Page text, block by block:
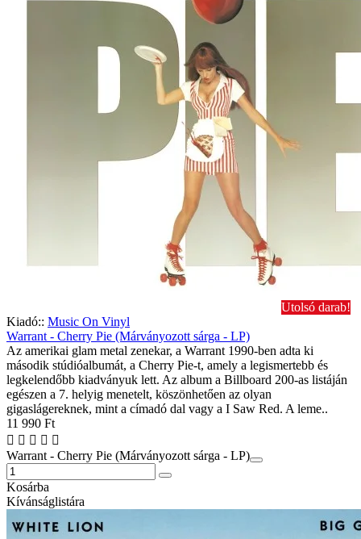
Utolsó darab!
Kiadó:: Music On Vinyl
Warrant - Cherry Pie (Márványozott sárga - LP)
Az amerikai glam metal zenekar, a Warrant 1990-ben adta ki
második stúdióalbumát, a Cherry Pie-t, amely a legismertebb és
legkelendőbb kiadványuk lett. Az album a Billboard 200-as listáján
egészen a 7. helyig menetelt, köszönhetően az olyan
gigaslágereknek, mint a címadó dal vagy a I Saw Red. A leme..
11 990 Ft
Warrant - Cherry Pie (Márványozott sárga - LP)
Kosárba
Kívánságlistára